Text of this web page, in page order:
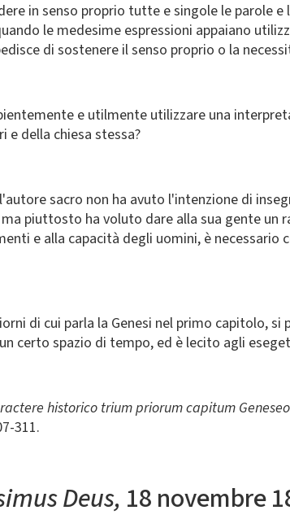
in senso proprio tutte e singole le parole
le medesime espressioni appaiano
di sostenere il senso proprio o la
e utilmente utilizzare una
e della chiesa stessa?
sacro non ha avuto l'intenzione di
piuttosto ha voluto dare alla sua gente un
e alla capacità degli uomini, è necessario
di cui parla la Genesi nel primo capitolo, si
certo spazio di tempo, ed è lecito agli
historico trium priorum capitum
311.
Deus, 18 novembre